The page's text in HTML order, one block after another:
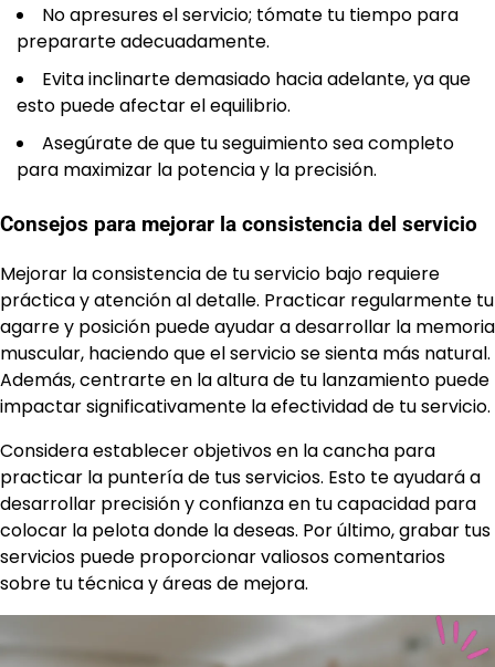
No apresures el servicio; tómate tu tiempo para
prepararte adecuadamente.
Evita inclinarte demasiado hacia adelante, ya que
esto puede afectar el equilibrio.
Asegúrate de que tu seguimiento sea completo
para maximizar la potencia y la precisión.
Consejos para mejorar la consistencia del servicio
Mejorar la consistencia de tu servicio bajo requiere
práctica y atención al detalle. Practicar regularmente tu
agarre y posición puede ayudar a desarrollar la memoria
muscular, haciendo que el servicio se sienta más natural.
Además, centrarte en la altura de tu lanzamiento puede
impactar significativamente la efectividad de tu servicio.
Considera establecer objetivos en la cancha para
practicar la puntería de tus servicios. Esto te ayudará a
desarrollar precisión y confianza en tu capacidad para
colocar la pelota donde la deseas. Por último, grabar tus
servicios puede proporcionar valiosos comentarios
sobre tu técnica y áreas de mejora.